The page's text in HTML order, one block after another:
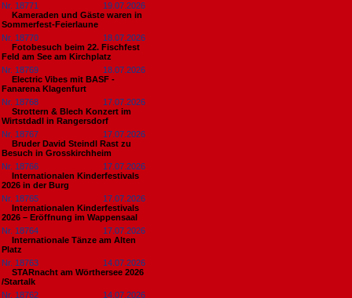
Nr. 18771
19.07.2026
Kameraden und Gäste waren in
Sommerfest-Feierlaune
Nr. 18770
18.07.2026
Fotobesuch beim 22. Fischfest
Feld am See am Kirchplatz
Nr. 18769
18.07.2026
Electric Vibes mit BASF -
Fanarena Klagenfurt
Nr. 18768
17.07.2026
Strottern & Blech Konzert im
Wirtstdadl in Rangersdorf
Nr. 18767
17.07.2026
Bruder David Steindl Rast zu
Besuch in Grosskirchheim
Nr. 18766
17.07.2026
Internationalen Kinderfestivals
2026 in der Burg
Nr. 18765
17.07.2026
Internationalen Kinderfestivals
2026 – Eröffnung im Wappensaal
Nr. 18764
17.07.2026
Internationale Tänze am Alten
Platz
Nr. 18763
14.07.2026
STARnacht am Wörthersee 2026
/Startalk
Nr. 18762
14.07.2026